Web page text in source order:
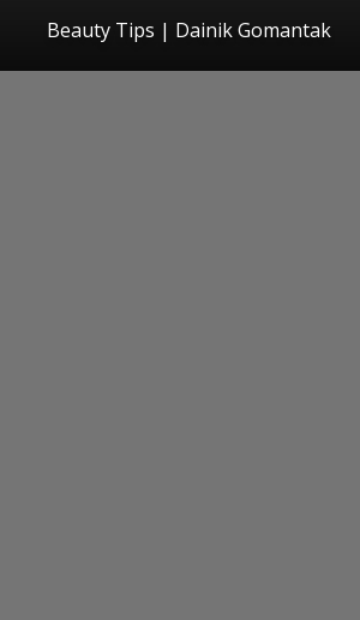
Beauty Tips | Dainik Gomantak